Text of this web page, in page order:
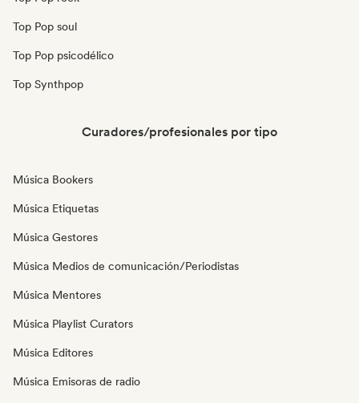
Top Pop soul
Top Pop psicodélico
Top Synthpop
Curadores/profesionales por tipo
Música Bookers
Música Etiquetas
Música Gestores
Música Medios de comunicación/Periodistas
Música Mentores
Música Playlist Curators
Música Editores
Música Emisoras de radio